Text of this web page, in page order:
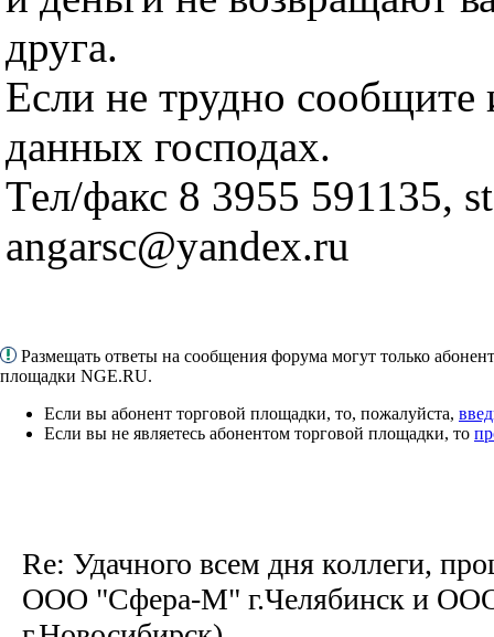
друга.
Если не трудно
данных господах.
Тел/факс 8 3955 591135,
angarsc@yandex.ru
Размещать ответы на сообщения форума могут только
площадки NGE.RU.
Если вы абонент торговой площадки, то, пожалуйста,
Если вы не являетесь абонентом торговой площадки, то
Re: Удачного всем дня коллеги,
ООО "Сфера-М" г.Челябинск и